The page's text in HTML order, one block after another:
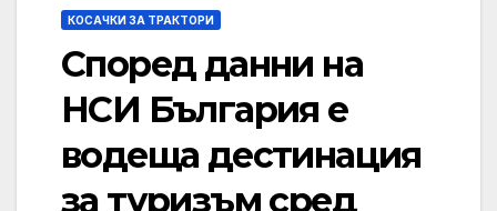
КОСАЧКИ ЗА ТРАКТОРИ
Според данни на
НСИ България е
водеща дестинация
за туризъм сред